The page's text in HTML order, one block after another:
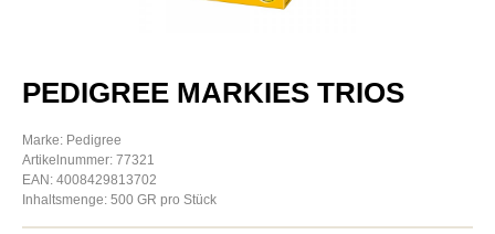
PEDIGREE MARKIES TRIOS
Marke: Pedigree
Artikelnummer: 77321
EAN: 4008429813702
Inhaltsmenge: 500 GR pro Stück